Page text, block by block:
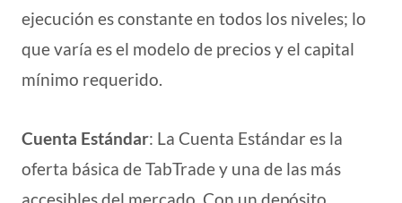
ejecución es constante en todos los niveles; lo
que varía es el modelo de precios y el capital
mínimo requerido.
Cuenta Estándar: La Cuenta Estándar es la
oferta básica de TabTrade y una de las más